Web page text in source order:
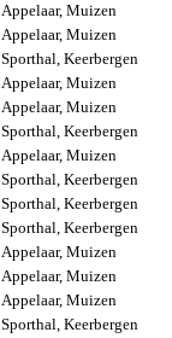
Appelaar, Muizen
Appelaar, Muizen
Sporthal, Keerbergen
Appelaar, Muizen
Appelaar, Muizen
Sporthal, Keerbergen
Appelaar, Muizen
Sporthal, Keerbergen
Sporthal, Keerbergen
Sporthal, Keerbergen
Appelaar, Muizen
Appelaar, Muizen
Appelaar, Muizen
Sporthal, Keerbergen